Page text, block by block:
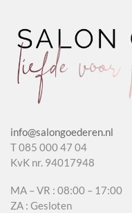
info@salongoederen.nl
T 085 000 47 04
KvK nr. 94017948
MA – VR : 08:00 – 17:00
ZA : Gesloten